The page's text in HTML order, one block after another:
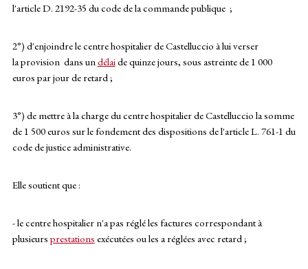
l'article D. 2192-35 du code de la commande publique ;
2°) d'enjoindre le centre hospitalier de Castelluccio à lui verser
la provision dans undélaide quinze jours, sous astreinte de 1 000
euros par jour de retard ;
3°) de mettre à la charge du centre hospitalier de Castelluccio la somme
de 1 500 euros sur le fondement des dispositions de l'article L. 761-1 du
code de justice administrative.
Elle soutient que :
- le centre hospitalier n'a pas réglé les factures correspondant à
plusieurs prestations exécutées ou les a réglées avec retard ;